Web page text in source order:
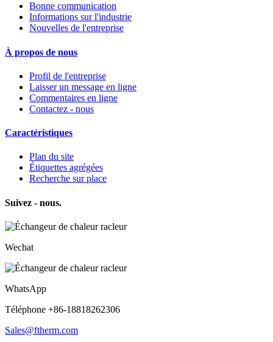
Bonne communication
Informations sur l'industrie
Nouvelles de l'entreprise
À propos de nous
Profil de l'entreprise
Laisser un message en ligne
Commentaires en ligne
Contactez - nous
Caractéristiques
Plan du site
Étiquettes agrégées
Recherche sur place
Suivez - nous.
Wechat
WhatsApp
Téléphone +86-18818262306
Sales@ftherm.com